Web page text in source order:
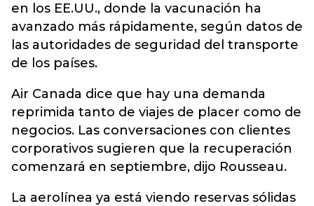
en los EE.UU., donde la vacunación ha
avanzado más rápidamente, según datos de
las autoridades de seguridad del transporte
de los países.
Air Canada dice que hay una demanda
reprimida tanto de viajes de placer como de
negocios. Las conversaciones con clientes
corporativos sugieren que la recuperación
comenzará en septiembre, dijo Rousseau.
La aerolínea ya está viendo reservas sólidas